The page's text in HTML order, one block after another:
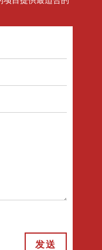
发送